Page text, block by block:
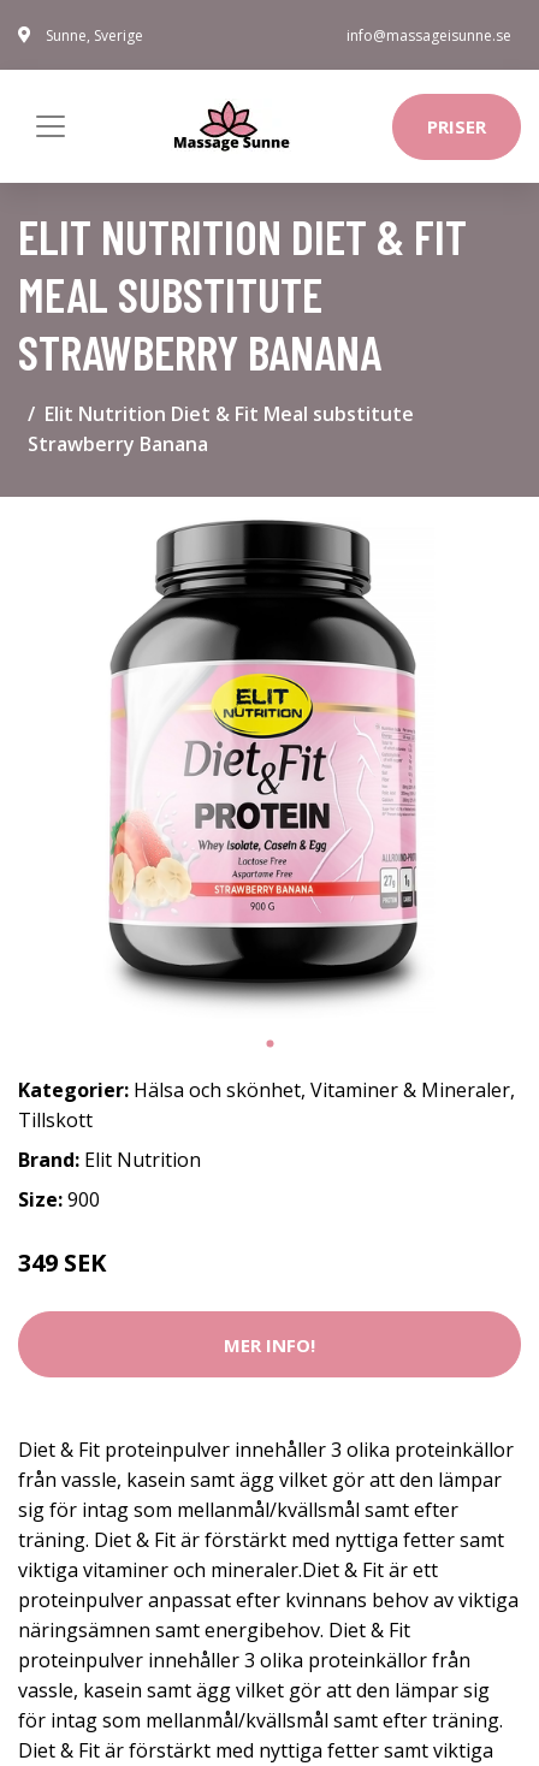
Sunne, Sverige info@massageisunne.se
PRISER
ELIT NUTRITION DIET & FIT
MEAL SUBSTITUTE
STRAWBERRY BANANA
Elit Nutrition Diet & Fit Meal substitute
Strawberry Banana
Kategorier: Hälsa och skönhet, Vitaminer & Mineraler,
Tillskott
Brand: Elit Nutrition
Size:900
349 SEK
MER INFO!
Diet & Fit proteinpulver innehåller 3 olika proteinkällor
från vassle, kasein samt ägg vilket gör att den lämpar
sig för intag som mellanmål/kvällsmål samt efter
träning. Diet & Fit är förstärkt med nyttiga fetter samt
viktiga vitaminer och mineraler.Diet & Fit är ett
proteinpulver anpassat efter kvinnans behov av viktiga
näringsämnen samt energibehov. Diet & Fit
proteinpulver innehåller 3 olika proteinkällor från
vassle, kasein samt ägg vilket gör att den lämpar sig
för intag som mellanmål/kvällsmål samt efter träning.
Diet & Fit är förstärkt med nyttiga fetter samt viktiga